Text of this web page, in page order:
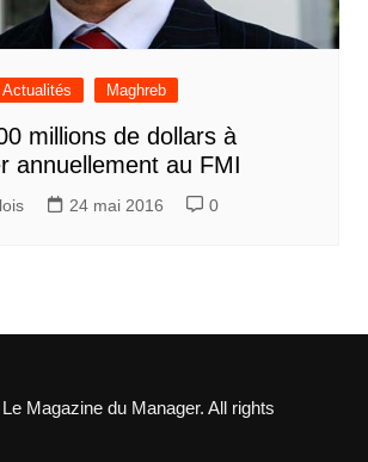
Actualités Maghreb
millions de dollars à
annuellement au FMI
24 mai 2016 0
Magazine du Manager. All rights